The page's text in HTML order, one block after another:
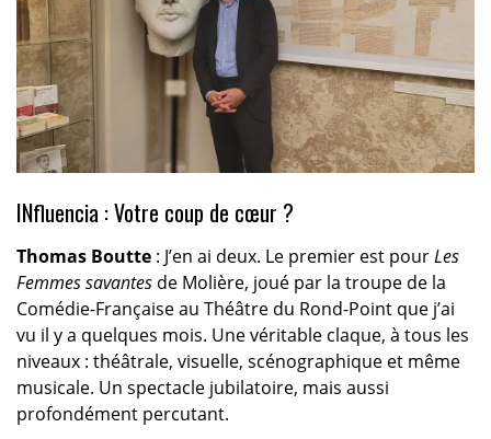
INfluencia : Votre coup de cœur ?
Thomas Boutte: J’en ai deux. Le premier est pourLes
Femmes savantesde Molière, joué par la troupe de la
Comédie-Française au Théâtre du Rond-Point que j’ai
vu il y a quelques mois. Une véritable claque, à tous les
niveaux : théâtrale, visuelle, scénographique et même
musicale. Un spectacle jubilatoire, mais aussi
profondément percutant.